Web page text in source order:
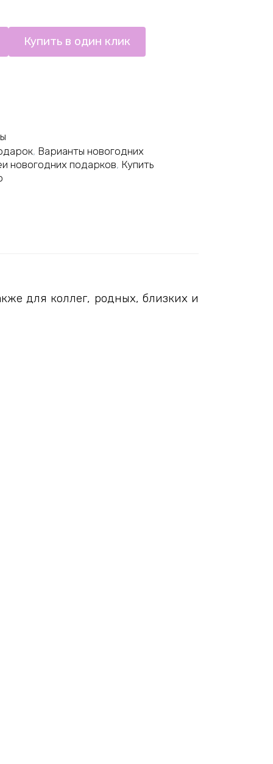
Купить в один клик
, Варианты новогодних
новогодних подарков, Купить
для коллег, родных, близких и